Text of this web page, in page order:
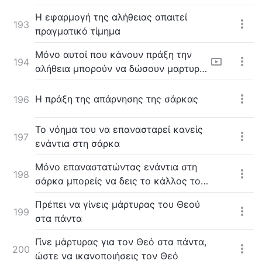
193
Η εφαρμογή της αλήθειας απαιτεί
πραγματικό τίμημα
194
Μόνο αυτοί που κάνουν πράξη την
αλήθεια μπορούν να δώσουν μαρτυρία
στις δοκιμασίες
196 Η πράξη της απάρνησης της σάρκας
197
Το νόημα του να επανασταρεί κανείς
ενάντια στη σάρκα
198
Μόνο επαναστατώντας ενάντια στη
σάρκα μπορείς να δεις το κάλλος του
Θεού
199
Πρέπει να γίνεις μάρτυρας του Θεού
στα πάντα
200
Γίνε μάρτυρας για τον Θεό στα πάντα,
ώστε να ικανοποιήσεις τον Θεό